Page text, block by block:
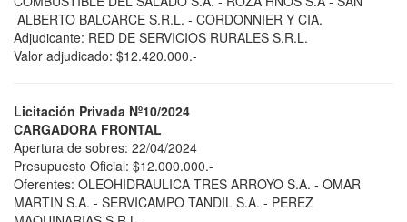
ALBERTO BALCARCE S.R.L. - CORDONNIER Y CIA.
Adjudicante: RED DE SERVICIOS RURALES S.R.L.
Valor adjudicado: $12.420.000.-
Licitación Privada Nº10/2024
CARGADORA FRONTAL
Apertura de sobres: 22/04/2024
Presupuesto Oficial: $12.000.000.-
Oferentes: OLEOHIDRAULICA TRES ARROYO S.A. - OMAR
MARTIN S.A. - SERVICAMPO TANDIL S.A. - PEREZ